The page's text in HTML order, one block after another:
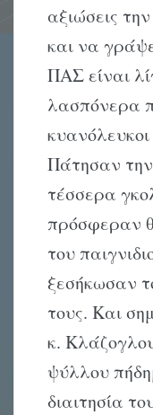
αξιώσεις
και να
ΠΑΣ είναι
λασπόνερα
Πάτησαν
τέσσερα
πρόσφεραν
του
ξεσήκωσαν
τους. Και
κ.
ψύλλου
διαιτησία